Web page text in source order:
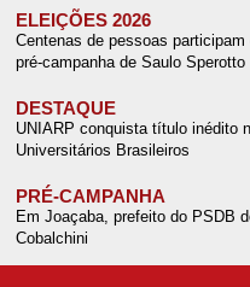
ELEIÇÕES 2026
Centenas de pessoas
pré-campanha de Saulo Sperotto
DESTAQUE
UNIARP conquista título inédito
Universitários Brasileiros
PRÉ-CAMPANHA
Em Joaçaba, prefeito do PSDB
Cobalchini